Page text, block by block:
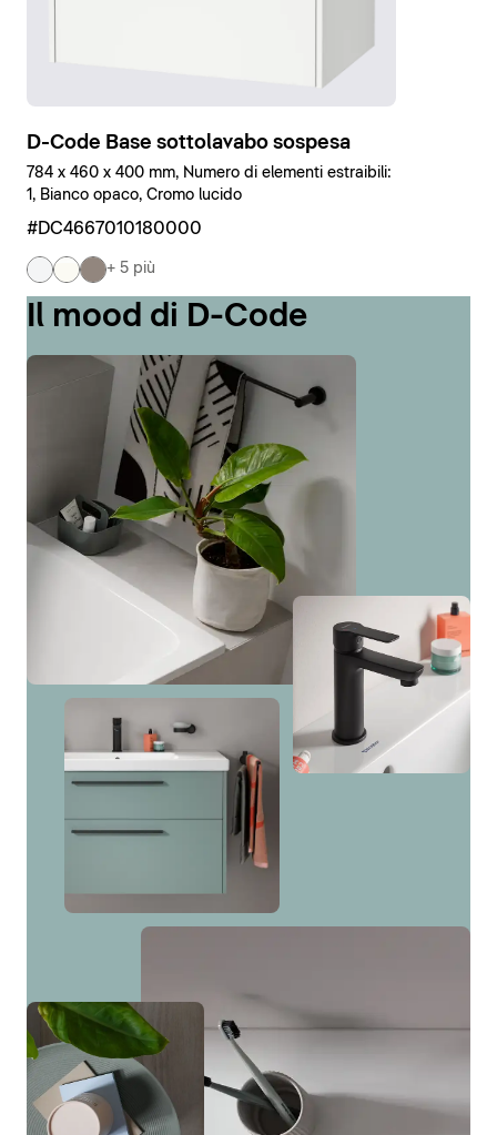
D-Code Base sottolavabo sospesa
784 x 460 x 400 mm, Numero di elementi estraibili:
1, Bianco opaco, Cromo lucido
#DC4667010180000
+ 5 più
Il mood di D-Code